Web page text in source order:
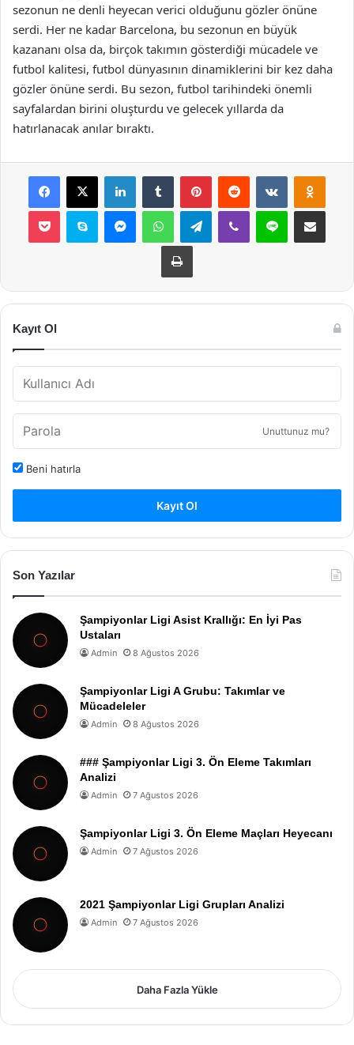
sezonun ne denli heyecan verici olduğunu gözler önüne
serdi. Her ne kadar Barcelona, bu sezonun en büyük
kazananı olsa da, birçok takımın gösterdiği mücadele ve
futbol kalitesi, futbol dünyasının dinamiklerini bir kez daha
gözler önüne serdi. Bu sezon, futbol tarihindeki önemli
sayfalardan birini oluşturdu ve gelecek yıllarda da
hatırlanacak anılar bıraktı.
Facebook
X LinkedInTumblr PinterestReddit VKontakte
Pocket Skype MessengerWhatsAppTelegramViber Line E-Posta ile
Yazdır
Kayıt Ol
Unuttunuz mu?
Beni hatırla
Kayıt Ol
Son Yazılar
Şampiyonlar Ligi Asist Krallığı: En İyi Pas
Ustaları
Admin 8 Ağustos 2026
Şampiyonlar Ligi A Grubu: Takımlar ve
Mücadeleler
Admin 8 Ağustos 2026
### Şampiyonlar Ligi 3. Ön Eleme Takımları
Analizi
Admin 7 Ağustos 2026
Şampiyonlar Ligi 3. Ön Eleme Maçları Heyecanı
Admin 7 Ağustos 2026
2021 Şampiyonlar Ligi Grupları Analizi
Admin 7 Ağustos 2026
Daha Fazla Yükle